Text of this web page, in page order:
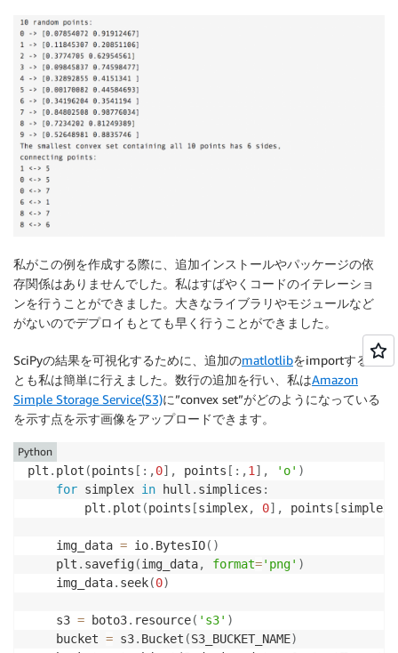
私がこの例を作成する際に、追加インストールやパッケージの依
存関係はありませんでした。私はすばやくコードのイテレーショ
ンを行うことができました。大きなライブラリやモジュールなど
がないのでデプロイもとても早く行うことができました。
SciPyの結果を可視化するために、追加のmatlotlibをimportするこ
とも私は簡単に行えました。数行の追加を行い、私はAmazon
Simple Storage Service(S3)に”convex set”がどのようになっている
を示す点を示す画像をアップロードできます。
plt . plot (points [ : ,0] , points [ : ,1] , 'o' )
for simplex in hull . simplices :
        plt
. plot (points [simplex, 0] , points [simplex
    img_data
= io. BytesIO( )
    plt
. savefig(img_data, format='png' )
    img_data
. seek(0)
    s3
= boto3. resource( 's3' )
    bucket
= s3. Bucket (S3_BUCKET_NAME)
Python